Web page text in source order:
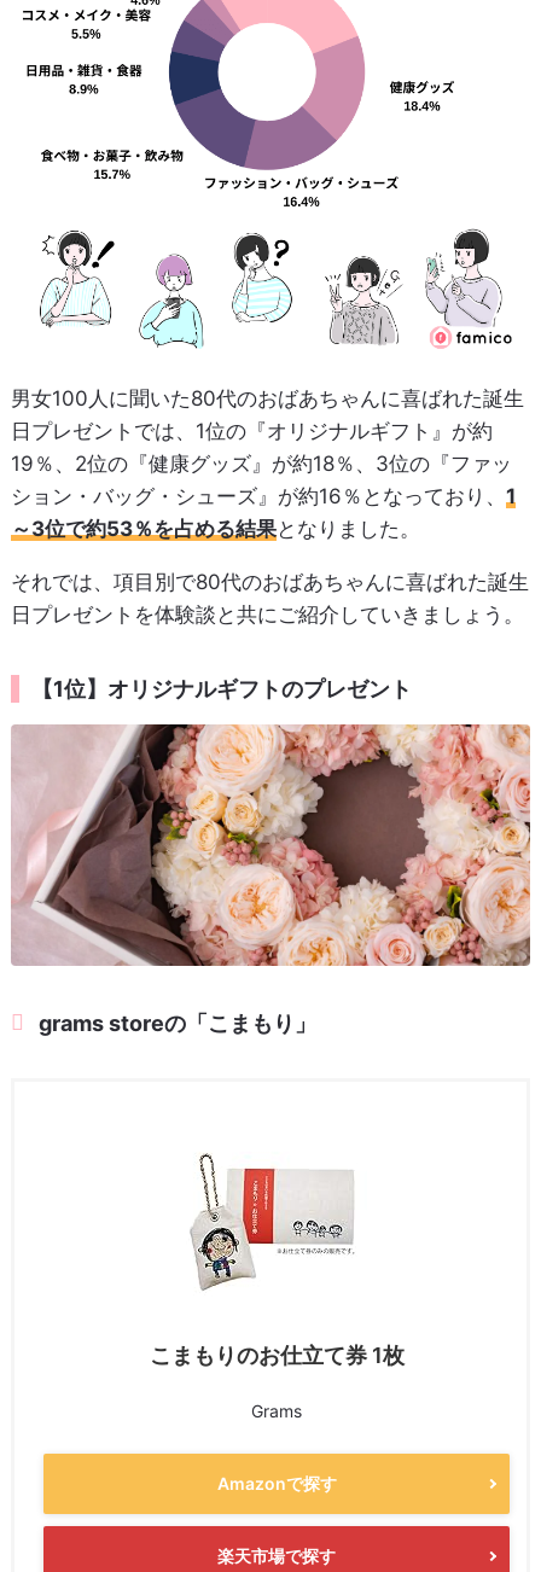
男女100人に聞いた80代のおばあちゃんに喜ばれた誕生
日プレゼントでは、1位の『オリジナルギフト』が約
19％、2位の『健康グッズ』が約18％、3位の『ファッ
ション・バッグ・シューズ』が約16％となっており、 1
～3位で約53％を占める結果となりました。
それでは、項目別で80代のおばあちゃんに喜ばれた誕生
日プレゼントを体験談と共にご紹介していきましょう。
【1位】オリジナルギフトのプレゼント
grams storeの「こまもり」
こまもりのお仕立て券 1枚
Grams
Amazonで探す
楽天市場で探す